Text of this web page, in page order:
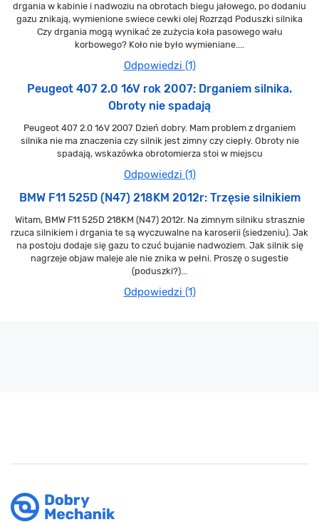
drgania w kabinie i nadwoziu na obrotach biegu jałowego, po dodaniu
gazu znikają, wymienione swiece cewki olej Rozrząd Poduszki silnika
Czy drgania mogą wynikać ze zużycia koła pasowego wału
korbowego? Koło nie było wymieniane....
Odpowiedzi (1)
Peugeot 407 2.0 16V rok 2007: Drganiem silnika.
Obroty nie spadają
Peugeot 407 2.0 16V 2007 Dzień dobry. Mam problem z drganiem
silnika nie ma znaczenia czy silnik jest zimny czy ciepły. Obroty nie
spadają, wskazówka obrotomierza stoi w miejscu
Odpowiedzi (1)
BMW F11 525D (N47) 218KM 2012r: Trzęsie silnikiem
Witam, BMW F11 525D 218KM (N47) 2012r. Na zimnym silniku strasznie
rzuca silnikiem i drgania te są wyczuwalne na karoserii (siedzeniu). Jak
na postoju dodaje się gazu to czuć bujanie nadwoziem. Jak silnik się
nagrzeje objaw maleje ale nie znika w pełni. Proszę o sugestie
(poduszki?)...
Odpowiedzi (1)